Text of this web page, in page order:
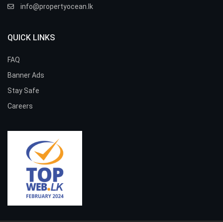
info@propertyocean.lk
QUICK LINKS
FAQ
Banner Ads
Stay Safe
Careers